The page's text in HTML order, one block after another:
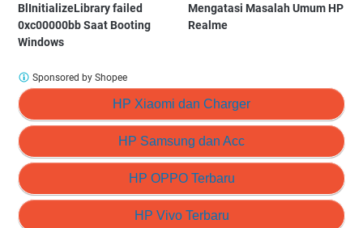
BlInitializeLibrary failed
0xc00000bb Saat Booting
Windows
Mengatasi Masalah Umum HP
Realme
HP Xiaomi dan Charger
HP Samsung dan Acc
HP OPPO Terbaru
HP Vivo Terbaru
Sponsored by Shopee